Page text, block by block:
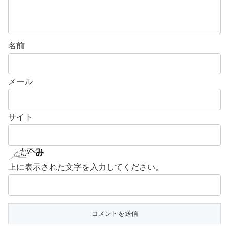
名前
メール
サイト
上に表示された文字を入力してください。